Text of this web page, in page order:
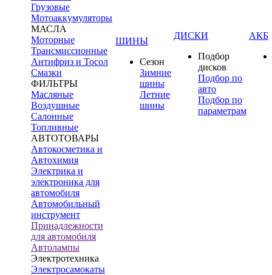
Грузовые
Мотоаккумуляторы
МАСЛА
Моторные
Трансмиссионные
Антифриз и Тосол
Смазки
ФИЛЬТРЫ
Масляные
Воздушные
Салонные
Топливные
АВТОТОВАРЫ
Автокосметика и
Автохимия
Электрика и
электроника для
автомобиля
Автомобильный
инструмент
Принадлежности
для автомобиля
Автолампы
Электротехника
Электросамокаты
ШИНЫ
Сезон
Зимние
шины
Летние
шины
ДИСКИ
Подбор
дисков
Подбор по
авто
Подбор по
параметрам
АКБ